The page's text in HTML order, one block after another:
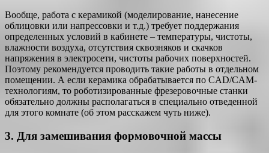
Вообще, работа с керамикой (моделирование, нанесение
облицовки или напрессовки и т.д.) требует поддержания
определенных условий в кабинете – температуры, чистоты,
влажности воздуха, отсутствия сквозняков и скачков
напряжения в электросети, чистоты рабочих поверхностей.
Поэтому рекомендуется проводить такие работы в отдельном
помещении. А если керамика обрабатывается по CAD/CAM-
технологиям, то роботизированные фрезеровочные станки
обязательно должны располагаться в специально отведенной
для этого комнате (об этом расскажем чуть ниже).
3. Для замешивания формовочной массы